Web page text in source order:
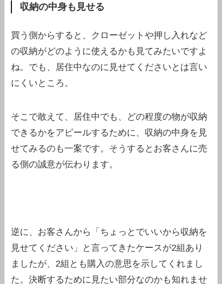
収納の中身も見せる
買う側からすると、クローゼットや押し入れなど
の収納がどのように使えるかも見てみたいですよ
ね。でも、居住中なのに見せてくださいとは言い
にくいところ。
そこで敢えて、居住中でも、どの程度の物が収納
できるかをアピールするために、収納の中身を見
せてみるのも一案です。そうするとお客さんに売
る側の誠意が伝わります。
逆に、お客さんから「ちょっとでいいから収納を
見せてください」と言ってきたケースが2組あり
ましたが、2組とも購入の意思を示してくれまし
た。決断するために見たい部分なのかも知れませ